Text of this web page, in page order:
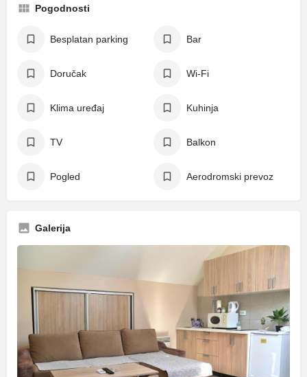
Pogodnosti
Besplatan parking Bar
Doručak Wi-Fi
Klima uređaj Kuhinja
TV Balkon
Pogled Aerodromski prevoz
Galerija